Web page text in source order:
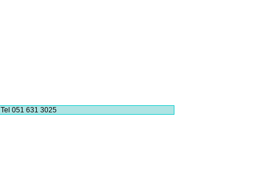
Tel 051 631 3025